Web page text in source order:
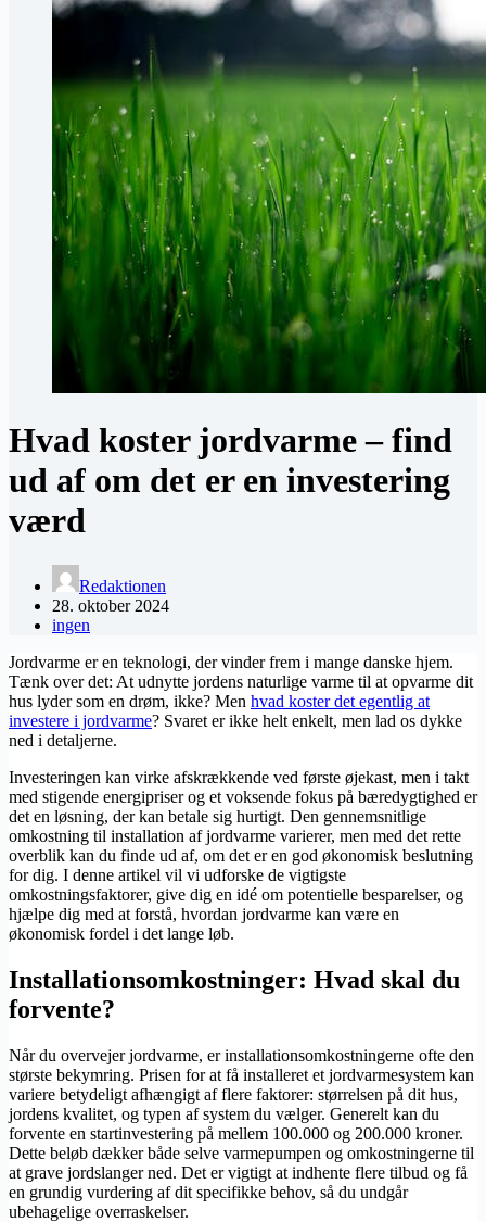
Hvad koster jordvarme – find
ud af om det er en investering
værd
Redaktionen
28. oktober 2024
ingen
Jordvarme er en teknologi, der vinder frem i mange danske hjem.
Tænk over det: At udnytte jordens naturlige varme til at opvarme dit
hus lyder som en drøm, ikke? Men hvad koster det egentlig at
investere i jordvarme? Svaret er ikke helt enkelt, men lad os dykke
ned i detaljerne.
Investeringen kan virke afskrækkende ved første øjekast, men i takt
med stigende energipriser og et voksende fokus på bæredygtighed er
det en løsning, der kan betale sig hurtigt. Den gennemsnitlige
omkostning til installation af jordvarme varierer, men med det rette
overblik kan du finde ud af, om det er en god økonomisk beslutning
for dig. I denne artikel vil vi udforske de vigtigste
omkostningsfaktorer, give dig en idé om potentielle besparelser, og
hjælpe dig med at forstå, hvordan jordvarme kan være en
økonomisk fordel i det lange løb.
Installationsomkostninger: Hvad skal du
forvente?
Når du overvejer jordvarme, er installationsomkostningerne ofte den
største bekymring. Prisen for at få installeret et jordvarmesystem kan
variere betydeligt afhængigt af flere faktorer: størrelsen på dit hus,
jordens kvalitet, og typen af system du vælger. Generelt kan du
forvente en startinvestering på mellem 100.000 og 200.000 kroner.
Dette beløb dækker både selve varmepumpen og omkostningerne til
at grave jordslanger ned. Det er vigtigt at indhente flere tilbud og få
en grundig vurdering af dit specifikke behov, så du undgår
ubehagelige overraskelser.